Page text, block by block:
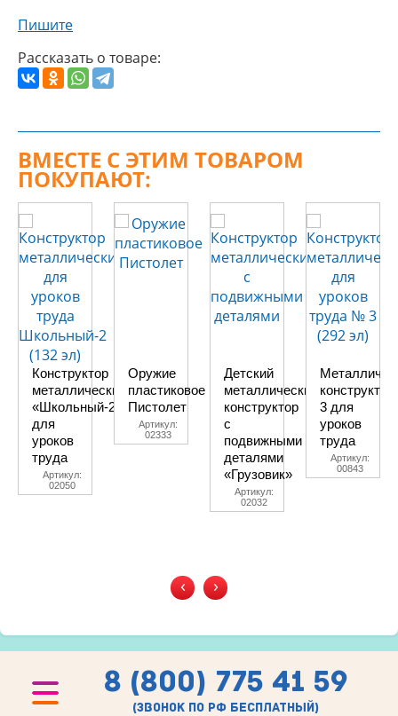
Пишите
Рассказать о товаре:
ВМЕСТЕ С ЭТИМ ТОВАРОМ
ПОКУПАЮТ:
Конструктор
металлический
«Школьный-2»
для
уроков
труда
Артикул:
02050
Оружие
пластиковое
Пистолет
Артикул:
02333
Детский
металлический
конструктор
с
подвижными
деталями
«Грузовик»
Артикул:
02032
конструктор
3 для
уроков
труда
Артикул:
00843
‹ ›
8 (800) 775 41 59
(звонок по рф бесплатный)